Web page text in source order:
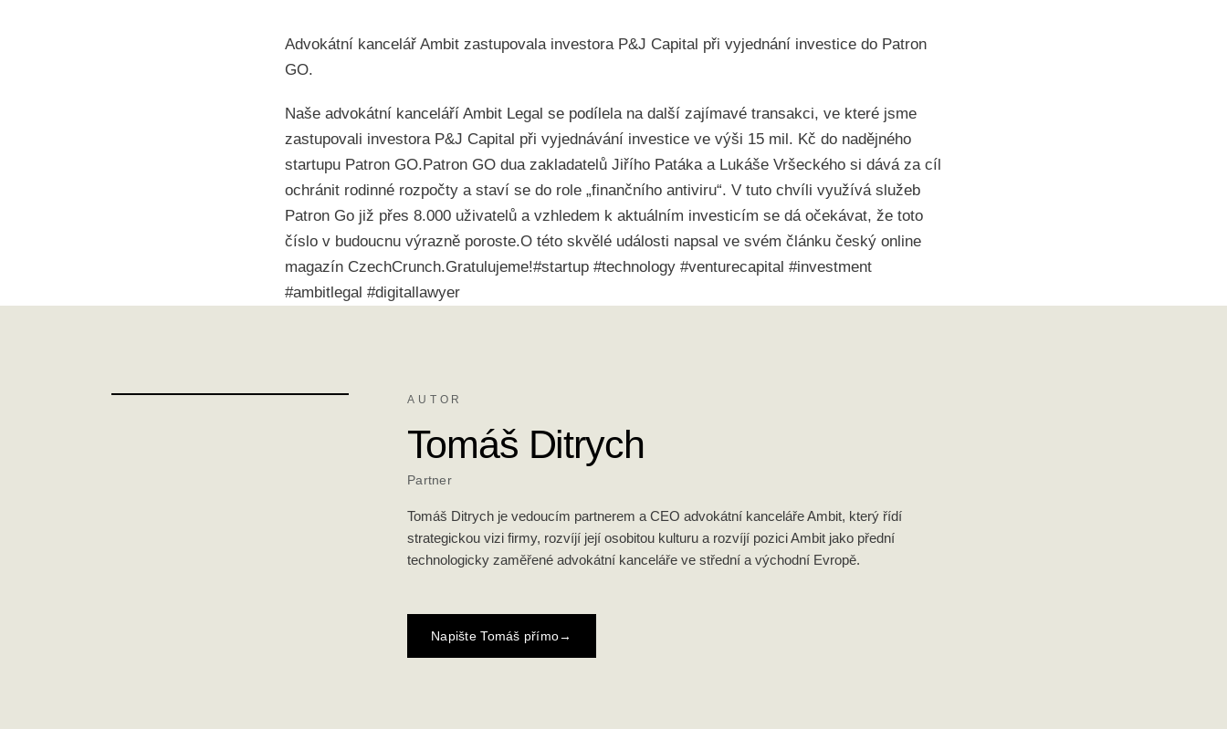
Advokátní kancelář Ambit zastupovala investora P&J Capital při vyjednání investice do Patron
GO.
Naše advokátní kanceláří Ambit Legal se podílela na další zajímavé transakci, ve které jsme
zastupovali investora P&J Capital při vyjednávání investice ve výši 15 mil. Kč do nadějného
startupu Patron GO.Patron GO dua zakladatelů Jiřího Patáka a Lukáše Vršeckého si dává za cíl
ochránit rodinné rozpočty a staví se do role „finančního antiviru“. V tuto chvíli využívá služeb
Patron Go již přes 8.000 uživatelů a vzhledem k aktuálním investicím se dá očekávat, že toto
číslo v budoucnu výrazně poroste.O této skvělé události napsal ve svém článku český online
magazín CzechCrunch.Gratulujeme!#startup #technology #venturecapital #investment
#ambitlegal #digitallawyer
AUTOR
Tomáš Ditrych
Partner
Tomáš Ditrych je vedoucím partnerem a CEO advokátní kanceláře Ambit, který řídí
strategickou vizi firmy, rozvíjí její osobitou kulturu a rozvíjí pozici Ambit jako přední
technologicky zaměřené advokátní kanceláře ve střední a východní Evropě.
Napište Tomáš přímo→